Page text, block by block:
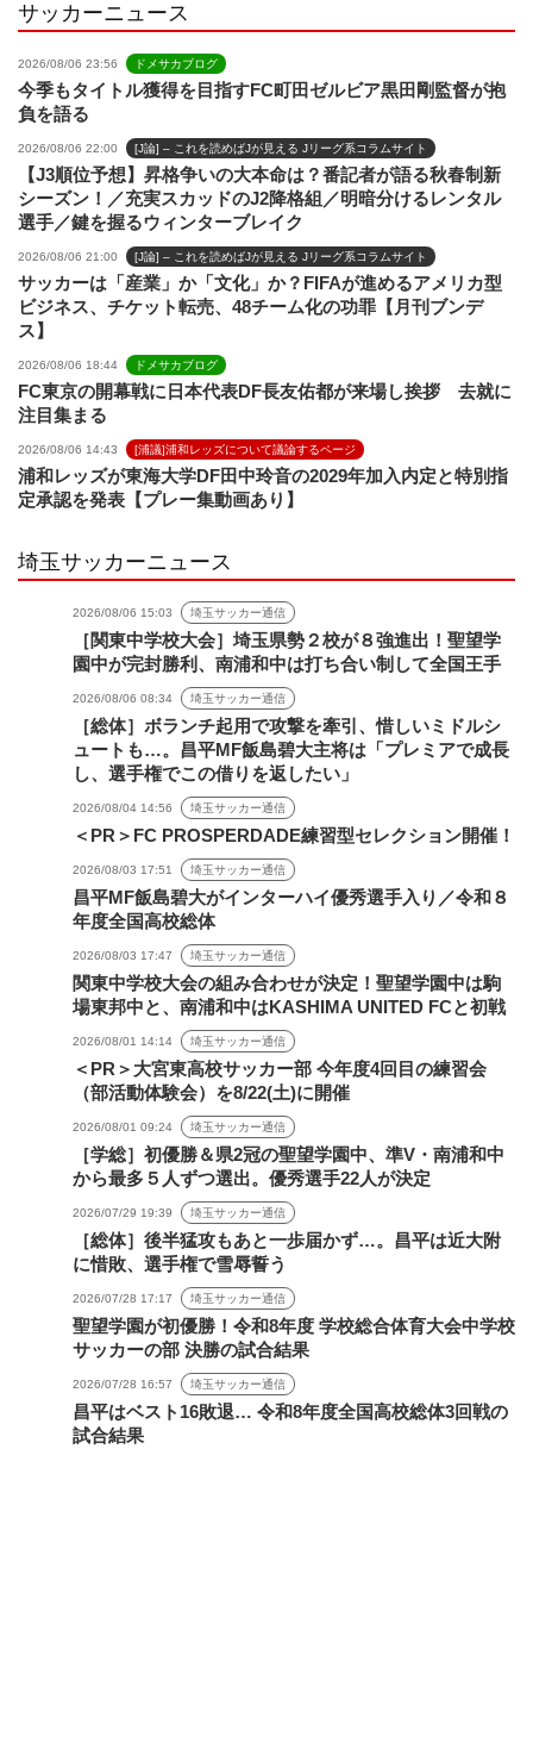
サッカーニュース
2026/08/06 23:56 ドメサカブログ
今季もタイトル獲得を目指すFC町田ゼルビア黒田剛監督が抱
負を語る
2026/08/06 22:00 [J論] – これを読めばJが見える Jリーグ系コラムサイト
【J3順位予想】昇格争いの大本命は？番記者が語る秋春制新
シーズン！／充実スカッドのJ2降格組／明暗分けるレンタル
選手／鍵を握るウィンターブレイク
2026/08/06 21:00 [J論] – これを読めばJが見える Jリーグ系コラムサイト
サッカーは「産業」か「文化」か？FIFAが進めるアメリカ型
ビジネス、チケット転売、48チーム化の功罪【月刊ブンデ
ス】
2026/08/06 18:44 ドメサカブログ
FC東京の開幕戦に日本代表DF長友佑都が来場し挨拶 去就に
注目集まる
2026/08/06 14:43 [浦議]浦和レッズについて議論するページ
浦和レッズが東海大学DF田中玲音の2029年加入内定と特別指
定承認を発表【プレー集動画あり】
埼玉サッカーニュース
2026/08/06 15:03 埼玉サッカー通信
［関東中学校大会］埼玉県勢２校が８強進出！聖望学
園中が完封勝利、南浦和中は打ち合い制して全国王手
2026/08/06 08:34 埼玉サッカー通信
［総体］ボランチ起用で攻撃を牽引、惜しいミドルシ
ュートも…。昌平MF飯島碧大主将は「プレミアで成長
し、選手権でこの借りを返したい」
2026/08/04 14:56 埼玉サッカー通信
＜PR＞FC PROSPERDADE練習型セレクション開催！
2026/08/03 17:51 埼玉サッカー通信
昌平MF飯島碧大がインターハイ優秀選手入り／令和８
年度全国高校総体
2026/08/03 17:47 埼玉サッカー通信
関東中学校大会の組み合わせが決定！聖望学園中は駒
場東邦中と、南浦和中はKASHIMA UNITED FCと初戦
2026/08/01 14:14 埼玉サッカー通信
＜PR＞大宮東高校サッカー部 今年度4回目の練習会
（部活動体験会）を8/22(土)に開催
2026/08/01 09:24 埼玉サッカー通信
［学総］初優勝＆県2冠の聖望学園中、準V・南浦和中
から最多５人ずつ選出。優秀選手22人が決定
2026/07/29 19:39 埼玉サッカー通信
［総体］後半猛攻もあと一歩届かず…。昌平は近大附
に惜敗、選手権で雪辱誓う
2026/07/28 17:17 埼玉サッカー通信
聖望学園が初優勝！令和8年度 学校総合体育大会中学校
サッカーの部 決勝の試合結果
2026/07/28 16:57 埼玉サッカー通信
昌平はベスト16敗退… 令和8年度全国高校総体3回戦の
試合結果